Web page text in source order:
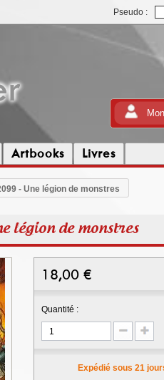
Pseudo :
Artbooks Livres
- Une légion de monstres
légion de monstres
18,00 €
Quantité :
Expédié sous 21